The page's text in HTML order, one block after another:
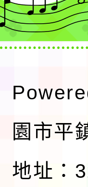
園市平
地址：